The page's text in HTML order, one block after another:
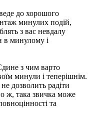
до хорошого
минулих подій,
з вас невдалу
в минулому і
з чим варто
минули і теперішнім.
дозволить радіти
ж, така звичка може
та